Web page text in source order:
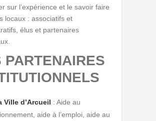
sur l’expérience et le savoir faire
locaux : associatifs et
élus et partenaires
PARTENAIRES
Ville d’Arcueil : Aide au
aide à l’emploi, aide au